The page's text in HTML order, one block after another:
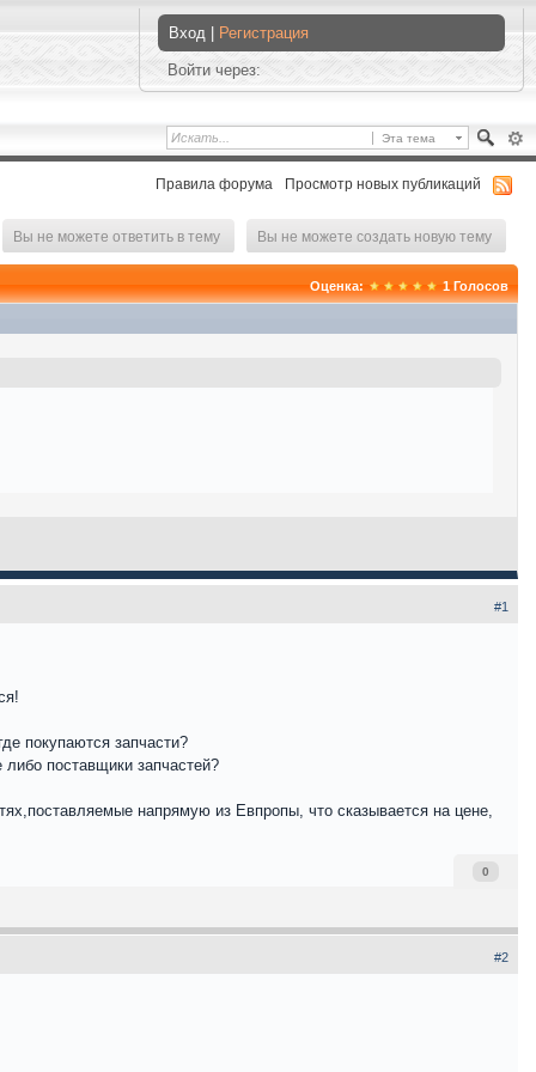
Вход | Регистрация
Войти через:
Эта тема
Правила форума Просмотр новых публикаций
Вы не можете создать новую тему
Вы не можете ответить в тему
Оценка: 1Голосов
#1
покупаются запчасти?
поставщики запчастей?
напрямую из Евпропы, что сказывается на цене,
0
#2